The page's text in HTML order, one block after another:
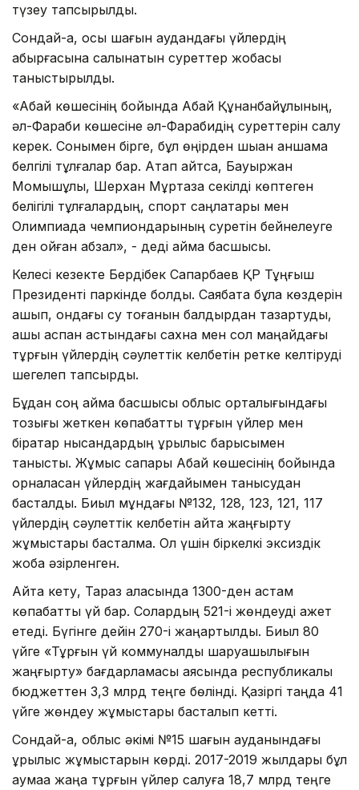
түзеу тапсырылды.
Сондай-ақ, осы шағын аудандағы үйлердің
қабырғасына салынатын суреттер жобасы
таныстырылды.
«Абай көшесінің бойында Абай Құнанбайұлының,
әл-Фараби көшесіне әл-Фарабидің суреттерін салу
керек. Сонымен бірге, бұл өңірден шыққан қаншама
белгілі тұлғалар бар. Атап айтсақ, Бауыржан
Момышұлы, Шерхан Мұртаза секілді көптеген
белігілі тұлғалардың, спорт саңлақтары мен
Олимпиада чемпиондарының суретін бейнелеуге
ден қойған абзал», - деді аймақ басшысы.
Келесі кезекте Бердібек Сапарбаев ҚР Тұңғыш
Президенті паркінде болды. Саябақта бұлақ көздерін
ашып, ондағы су тоғанын балдырдан тазартуды,
ашық аспан астындағы сахна мен сол маңайдағы
тұрғын үйлердің сәулеттік келбетін ретке келтіруді
шегелеп тапсырды.
Бұдан соң аймақ басшысы облыс орталығындағы
тозығы жеткен көпқабатты тұрғын үйлер мен
бірқатар нысандардың құрылыс барысымен
танысты. Жұмыс сапары Абай көшесінің бойында
орналасқан үйлердің жағдайымен танысудан
басталды. Биыл мұндағы №132, 128, 123, 121, 117
үйлердің сəулеттік келбетін қайта жаңғырту
жұмыстары басталмақ. Ол үшін біркелкі эксиздік
жоба әзірленген.
Айта кету, Тараз қаласында 1300-ден астам
көпқабатты үй бар. Солардың 521-і жөндеуді қажет
етеді. Бүгінге дейін 270-і жаңартылды. Биыл 80
үйге «Тұрғын үй коммуналдық шаруашылығын
жаңғырту» бағдарламасы аясында республикалық
бюджеттен 3,3 млрд теңге бөлінді. Қазіргі таңда 41
үйге жөндеу жұмыстары басталып кетті.
Сондай-ақ, облыс әкімі №15 шағын ауданындағы
құрылыс жұмыстарын көрді. 2017-2019 жылдары бұл
аумаққа жаңа тұрғын үйлер салуға 18,7 млрд теңге